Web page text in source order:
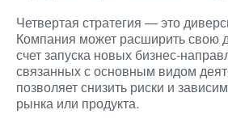
Четвертая стратегия — это
Компания может расширить свою
счет запуска новых бизнес-
связанных с основным видом
позволяет снизить риски и
рынка или продукта.